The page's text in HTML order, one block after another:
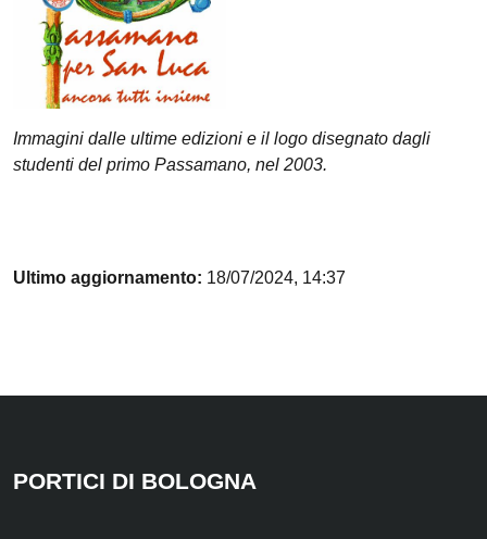
Immagini dalle ultime edizioni e il logo disegnato dagli
studenti del primo Passamano, nel 2003.
Ultimo aggiornamento: 18/07/2024, 14:37
PORTICI DI BOLOGNA